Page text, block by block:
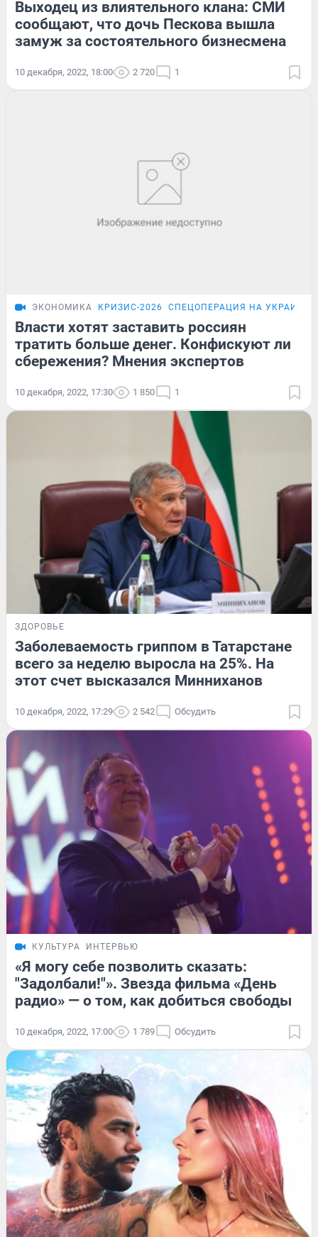
Выходец из влиятельного клана: СМИ
сообщают, что дочь Пескова вышла
замуж за состоятельного бизнесмена
10 декабря, 2022, 18:00 2 720 1
ЭКОНОМИКА КРИЗИС-2026 СПЕЦОПЕРАЦИЯ НА УКРАИНЕ
Власти хотят заставить россиян
тратить больше денег. Конфискуют ли
сбережения? Мнения экспертов
10 декабря, 2022, 17:30 1 850 1
ЗДОРОВЬЕ
Заболеваемость гриппом в Татарстане
всего за неделю выросла на 25%. На
этот счет высказался Минниханов
10 декабря, 2022, 17:29 2 542 Обсудить
КУЛЬТУРА ИНТЕРВЬЮ
«Я могу себе позволить сказать:
"Задолбали!"». Звезда фильма «День
радио» — о том, как добиться свободы
10 декабря, 2022, 17:00 1 789 Обсудить